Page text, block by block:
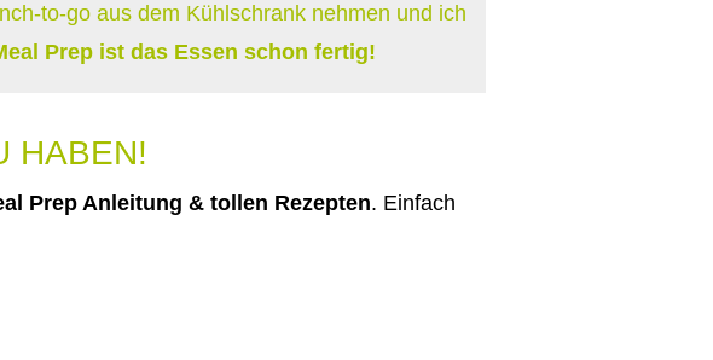
to-go aus dem Kühlschrank nehmen und ich
Prep ist das Essen schon fertig!
HABEN!
Prep Anleitung & tollen Rezepten. Einfach